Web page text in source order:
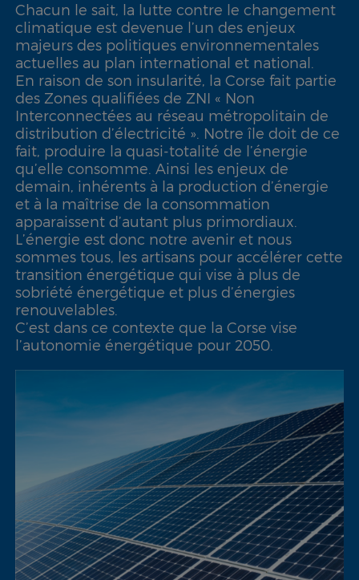
Chacun le sait, la lutte contre le changement
climatique est devenue l’un des enjeux
majeurs des politiques environnementales
actuelles au plan international et national.
En raison de son insularité, la Corse fait partie
des Zones qualifiées de ZNI « Non
Interconnectées au réseau métropolitain de
distribution d’électricité ». Notre île doit de ce
fait, produire la quasi-totalité de l’énergie
qu’elle consomme. Ainsi les enjeux de
demain, inhérents à la production d’énergie
et à la maîtrise de la consommation
apparaissent d’autant plus primordiaux.
L’énergie est donc notre avenir et nous
sommes tous, les artisans pour accélérer cette
transition énergétique qui vise à plus de
sobriété énergétique et plus d’énergies
renouvelables.
C’est dans ce contexte que la Corse vise
l’autonomie énergétique pour 2050.